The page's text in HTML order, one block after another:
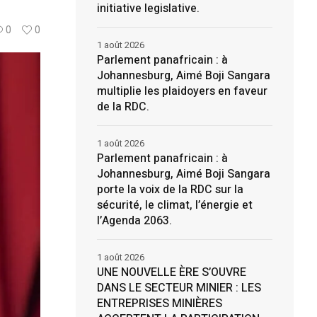
0 0
initiative legislative.
Parlement panafricain : à
Johannesburg, Aimé Boji Sangara
multiplie les plaidoyers en faveur
de la RDC.
1 août 2026
Parlement panafricain : à
Johannesburg, Aimé Boji Sangara
porte la voix de la RDC sur la
sécurité, le climat, l’énergie et
l’Agenda 2063.
1 août 2026
UNE NOUVELLE ÈRE S’OUVRE
DANS LE SECTEUR MINIER : LES
ENTREPRISES MINIÈRES
1 août 2026